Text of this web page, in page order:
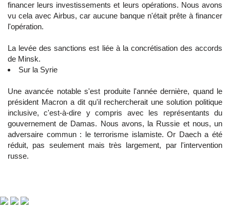
financer leurs investissements et leurs opérations. Nous avons
vu cela avec Airbus, car aucune banque n'était prête à financer
l'opération.
La levée des sanctions est liée à la concrétisation des accords
de Minsk.
Sur la Syrie
Une avancée notable s'est produite l'année dernière, quand le
président Macron a dit qu'il rechercherait une solution politique
inclusive, c'est-à-dire y compris avec les représentants du
gouvernement de Damas. Nous avons, la Russie et nous, un
adversaire commun : le terrorisme islamiste. Or Daech a été
réduit, pas seulement mais très largement, par l'intervention
russe.